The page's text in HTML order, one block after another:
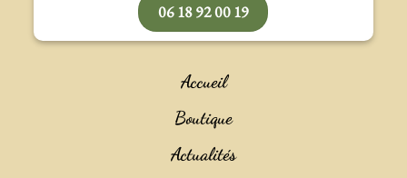
06 18 92 00 19
Accueil
Boutique
Actualités